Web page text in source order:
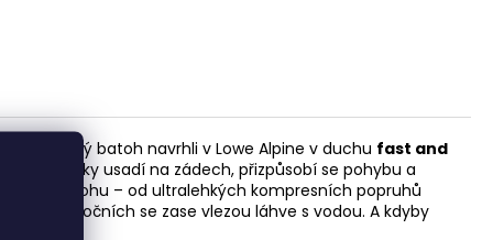
dámský batoh navrhli v Lowe Alpine v duchu fast and
se hezky usadí na zádech, přizpůsobí se pohybu a
batohu – od ultralehkých kompresních popruhů
a do těch bočních se zase vlezou láhve s vodou. A kdyby